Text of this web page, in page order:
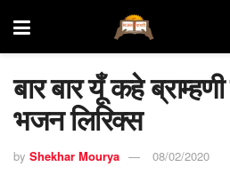
बार बार यूँ कहे
भजन लिरिक्स
by Shekhar Mourya 08/02/2020